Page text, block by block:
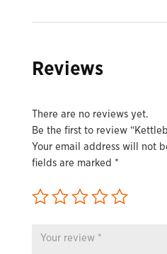
Reviews
There are no reviews yet.
Be the first to review
Your email address will not
fields are marked *